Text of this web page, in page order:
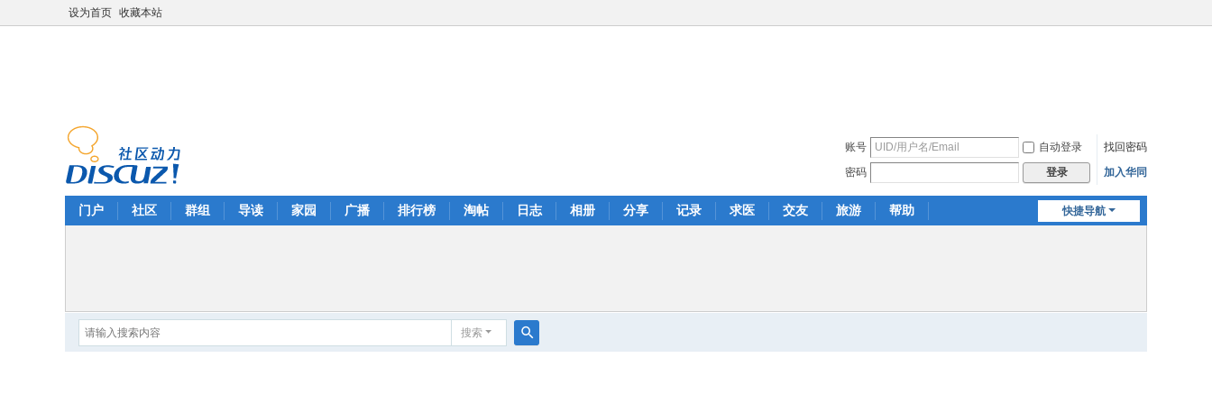
设为首页 收藏本站
账号 自动登录
找回密码
密码
登录 加入华同
快捷导航
门户 社区 群组 导读 家园 广播 排行榜 淘帖 日志 相册 分享 记录 求医 交友 旅游 帮助
搜索